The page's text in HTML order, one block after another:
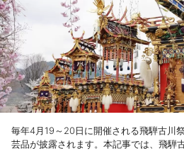
毎年4月19～20日に開催される飛騨古川
芸品が披露されます。本記事では、飛騨